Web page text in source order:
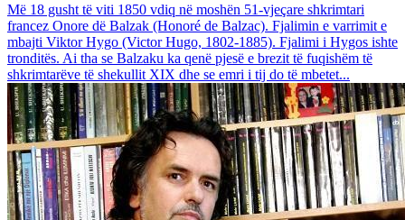
Më 18 gusht të viti 1850 vdiq në moshën 51-vjeçare shkrimtari
francez Onore dë Balzak (Honoré de Balzac). Fjalimin e varrimit e
mbajti Viktor Hygo (Victor Hugo, 1802-1885). Fjalimi i Hygos ishte
tronditës. Ai tha se Balzaku ka qenë pjesë e brezit të fuqishëm të
shkrimtarëve të shekullit XIX dhe se emri i tij do të mbetet...